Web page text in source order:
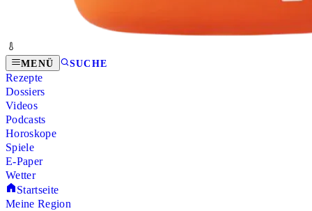
MENÜ SUCHE
Rezepte
Dossiers
Videos
Podcasts
Horoskope
Spiele
E-Paper
Wetter
Startseite
Meine Region